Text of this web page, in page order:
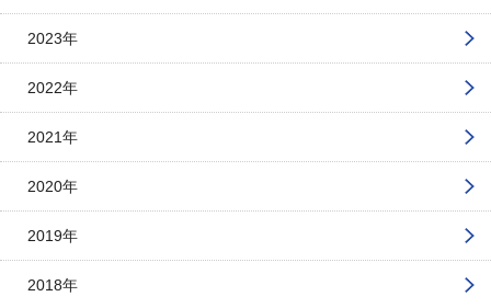
2023年
2022年
2021年
2020年
2019年
2018年